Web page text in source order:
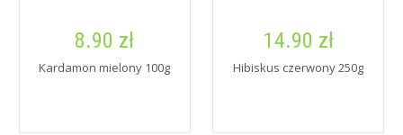
8.90 zł
Kardamon mielony 100g
14.90 zł
Hibiskus czerwony 250g